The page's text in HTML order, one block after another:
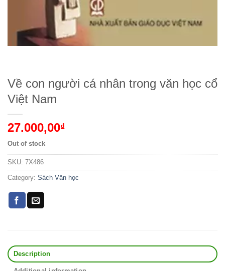
Về con người cá nhân trong văn học cổ
Việt Nam
27.000,00₫
Out of stock
SKU: 7X486
Category: Sách Văn học
Description